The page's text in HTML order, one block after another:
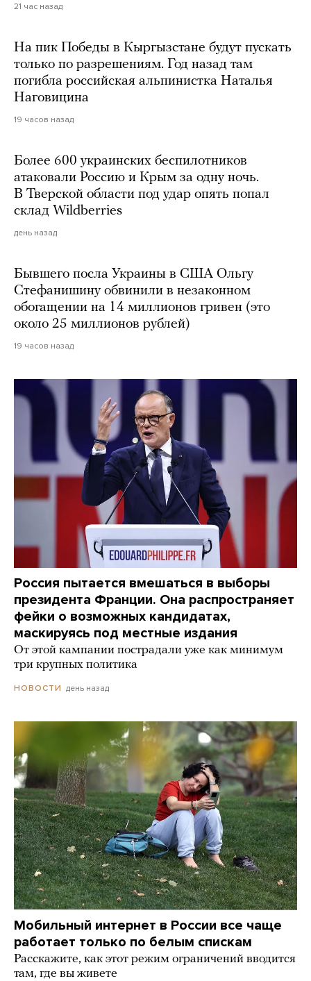
21 час назад
На пик Победы в Кыргызстане будут пускать
только по разрешениям. Год назад там
погибла российская альпинистка Наталья
Наговицина
19 часов назад
Более 600 украинских беспилотников
атаковали Россию и Крым за одну ночь.
В Тверской области под удар опять попал
склад Wildberries
день назад
Бывшего посла Украины в США Ольгу
Стефанишину обвинили в незаконном
обогащении на 14 миллионов гривен (это
около 25 миллионов рублей)
19 часов назад
Россия пытается вмешаться в выборы
президента Франции. Она распространяет
фейки о возможных кандидатах,
маскируясь под местные издания
От этой кампании пострадали уже как минимум
три крупных политика
НОВОСТИ день назад
Мобильный интернет в России все чаще
работает только по белым спискам
Расскажите, как этот режим ограничений вводится
там, где вы живете